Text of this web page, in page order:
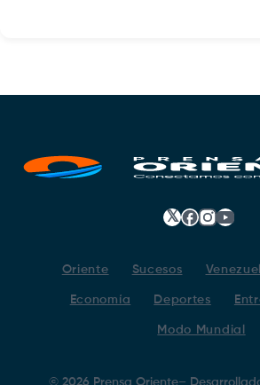
𝕏 Facebook
Oriente Sucesos
Economía Deportes
Modo Mundial
© 2026 Prensa Oriente–